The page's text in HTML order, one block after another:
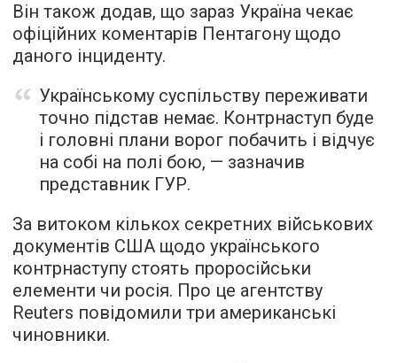
Він також додав, що зараз Україна чекає
офіційних коментарів Пентагону щодо
даного інциденту.
Українському суспільству переживати
точно підстав немає. Контрнаступ буде
і головні плани ворог побачить і відчує
на собі на полі бою, — зазначив
представник ГУР.
За витоком кількох секретних військових
документів США щодо українського
контрнаступу стоять проросійськи
елементи чи росія. Про це агентству
Reuters повідомили три американські
чиновники.